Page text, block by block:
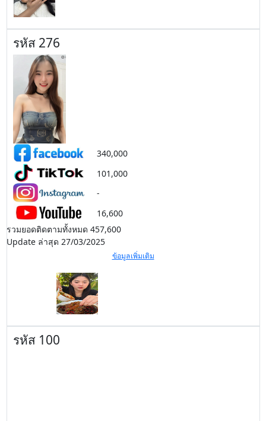
รหัส 276
340,000
101,000
-
16,600
รวมยอดติดตามทั้งหมด 457,600
Update ล่าสุด 27/03/2025
ข้อมูลเพิ่มเติม
รหัส 100